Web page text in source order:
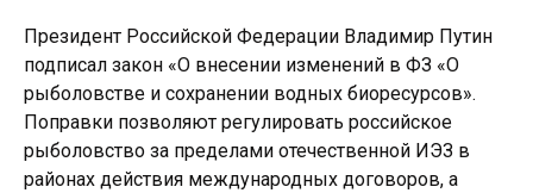
Президент Российской Федерации Владимир Путин
подписал закон «О внесении изменений в ФЗ «О
рыболовстве и сохранении водных биоресурсов».
Поправки позволяют регулировать российское
рыболовство за пределами отечественной ИЭЗ в
районах действия международных договоров, а